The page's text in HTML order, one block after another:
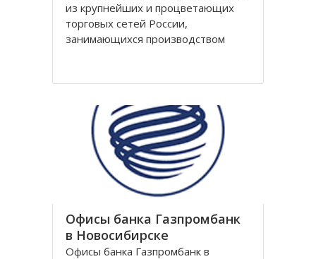
из крупнейших и процветающих
торговых сетей России,
занимающихся производством
является одним из представителей
Головной офис федеральной
обувной сети Вестфалика в
Офисы банка Газпромбанк
в Новосибирске
Офисы банка Газпромбанк в